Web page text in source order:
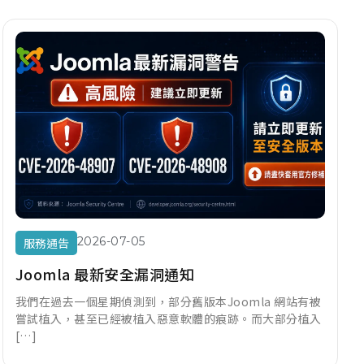
服務通告 2026-07-05
Joomla 最新安全漏洞通知
我們在過去一個星期偵測到，部分舊版本Joomla 網站有被
嘗試植入，甚至已經被植入惡意軟體的痕跡。而大部分植入
[…]